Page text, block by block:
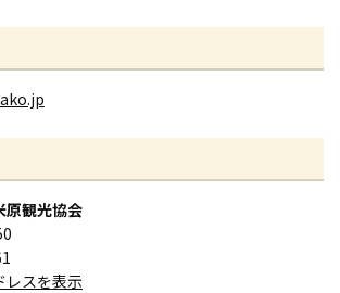
原観光協会
レスを表示